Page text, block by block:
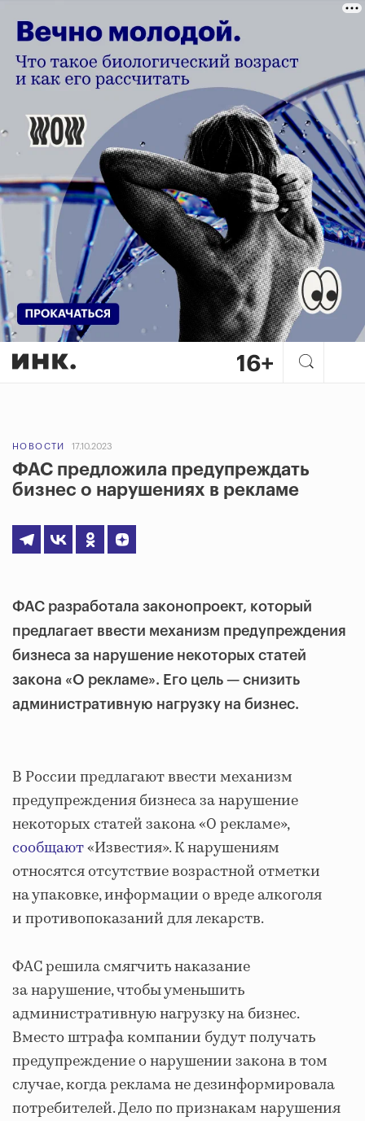
НОВОСТИ 17.10.2023
ФАС предложила предупреждать
бизнес о нарушениях в рекламе
ФАС разработала законопроект, который
предлагает ввести механизм предупреждения
бизнеса за нарушение некоторых статей
закона «О рекламе». Его цель — снизить
административную нагрузку на бизнес.
В России предлагают ввести механизм
предупреждения бизнеса за нарушение
некоторых статей закона «О рекламе»,
сообщают«Известия». К нарушениям
относятся отсутствие возрастной отметки
на упаковке, информации о вреде алкоголя
и противопоказаний для лекарств.
ФАС решила смягчить наказание
за нарушение, чтобы уменьшить
административную нагрузку на бизнес.
Вместо штрафа компании будут получать
предупреждение о нарушении закона в том
случае, когда реклама не дезинформировала
потребителей. Дело по признакам нарушения